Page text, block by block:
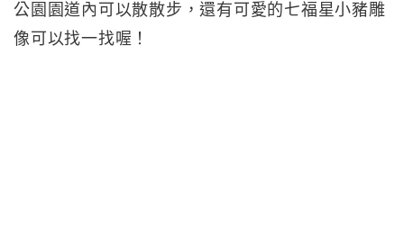
公園園道內可以散散步，還有可愛的七福星小豬雕
像可以找一找喔！